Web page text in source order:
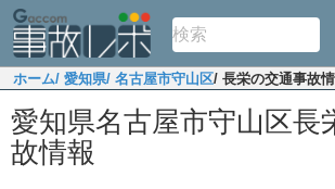
ホーム/ 愛知県/ 名古屋市守山区/ 長栄の交通事故
愛知県名古屋市守山区長
故情報